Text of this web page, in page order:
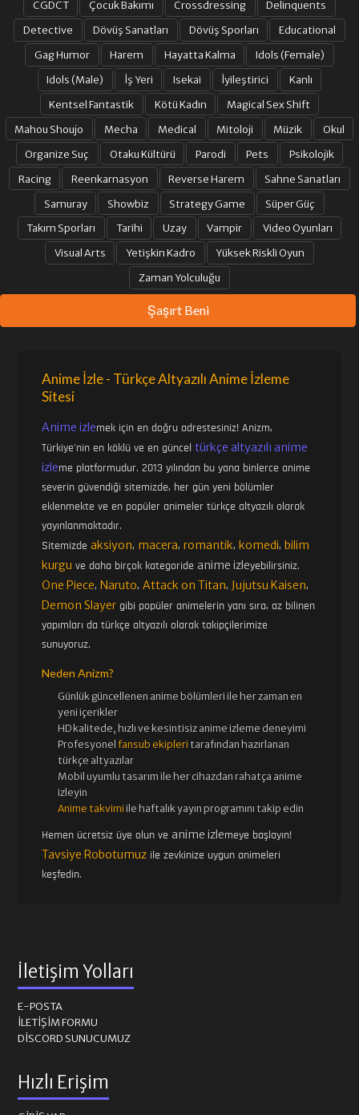
CGDCT Çocuk Bakımı Crossdressing
Delinquents
Detective
Dövüş Sanatları Dövüş Sporları
Educational
Gag Humor
Harem Hayatta Kalma
Idols (Female)
Idols (Male)
İş Yeri Isekai İyileştirici
Kanlı
Kentsel Fantastik
Kötü Kadın
Magical Sex Shift
Mahou Shoujo
Mecha Medical Mitoloji Müzik
Okul
Organize Suç
Otaku Kültürü Parodi Pets
Psikolojik
Racing
Reenkarnasyon Reverse Harem
Sahne Sanatları
Samuray
Showbiz Strategy Game
Süper Güç
Takım Sporları
Tarihi Uzay Vampir
Video Oyunları
Visual Arts
Yetişkin Kadro
Yüksek Riskli Oyun
Zaman Yolculuğu
Şaşırt Beni
Anime İzle - Türkçe Altyazılı Anime İzleme
Sitesi
Anime izlemek için en doğru adrestesiniz! Anizm,
Türkiye'nin en köklü ve en günceltürkçe altyazılı anime
izleme platformudur. 2013 yılından bu yana binlerce anime
severin güvendiği sitemizde, her gün yeni bölümler
eklenmekte ve en popüler animeler türkçe altyazılı olarak
yayınlanmaktadır.
Sitemizdeaksiyon, macera,romantik, komedi, bilim
kurgu ve daha birçok kategoride anime izleyebilirsiniz.
One Piece, Naruto,Attack on Titan, Jujutsu Kaisen,
Demon Slayer gibi popüler animelerin yanı sıra, az bilinen
yapımları da türkçe altyazılı olarak takipçilerimize
sunuyoruz.
Neden Anizm?
Günlük güncellenen anime bölümleri ile her zaman en
yeni içerikler
HD kalitede, hızlı ve kesintisiz anime izleme deneyimi
Profesyonelfansub ekipleri tarafından hazırlanan
türkçe altyazılar
Mobil uyumlu tasarım ile her cihazdan rahatça anime
izleyin
Anime takvimi ile haftalık yayın programını takip edin
Hemen ücretsiz üye olun ve anime izlemeye başlayın!
Tavsiye Robotumuz ile zevkinize uygun animeleri
keşfedin.
İletişim Yolları
E-POSTA
İLETIŞIM FORMU
DISCORD SUNUCUMUZ
Hızlı Erişim